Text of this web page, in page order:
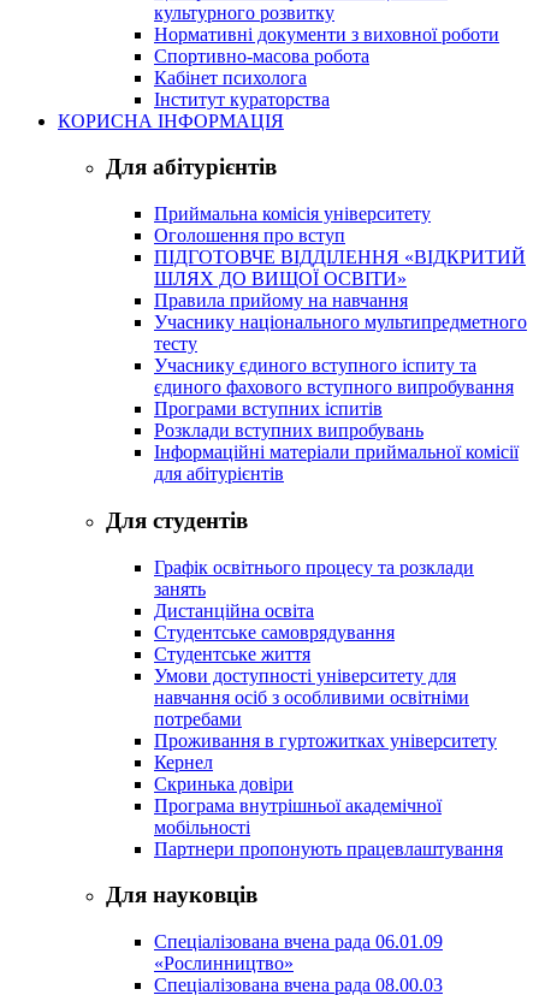
культурного розвитку
Нормативні документи з виховної роботи
Спортивно-масова робота
Кабінет психолога
Інститут кураторства
КОРИСНА ІНФОРМАЦІЯ
Для абітурієнтів
Приймальна комісія університету
Оголошення про вступ
ПІДГОТОВЧЕ ВІДДІЛЕННЯ «ВІДКРИТИЙ
ШЛЯХ ДО ВИЩОЇ ОСВІТИ»
Правила прийому на навчання
Учаснику національного мультипредметного
тесту
Учаснику єдиного вступного іспиту та
єдиного фахового вступного випробування
Програми вступних іспитів
Розклади вступних випробувань
Інформаційні матеріали приймальної комісії
для абітурієнтів
Для студентів
Графік освітнього процесу та розклади
занять
Дистанційна освіта
Студентське самоврядування
Студентське життя
Умови доступності університету для
навчання осіб з особливими освітніми
потребами
Проживання в гуртожитках університету
Кернел
Скринька довіри
Програма внутрішньої академічної
мобільності
Партнери пропонують працевлаштування
Для науковців
Спеціалізована вчена рада 06.01.09
«Рослинництво»
Спеціалізована вчена рада 08.00.03